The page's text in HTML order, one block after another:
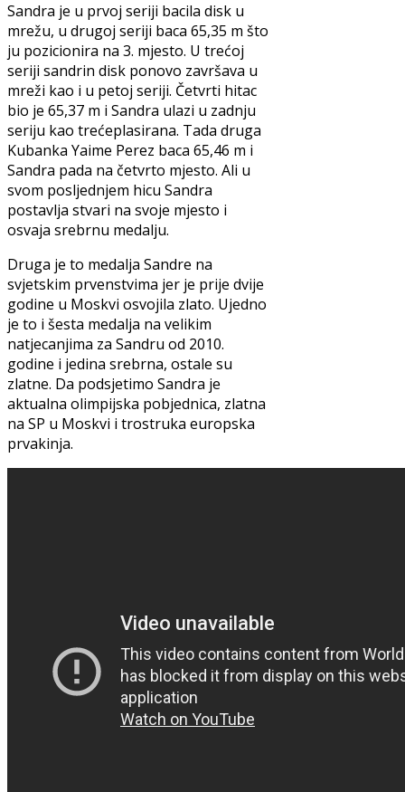
Sandra je u prvoj seriji bacila disk u
mrežu, u drugoj seriji baca 65,35 m što
ju pozicionira na 3. mjesto. U trećoj
seriji sandrin disk ponovo završava u
mreži kao i u petoj seriji. Četvrti hitac
bio je 65,37 m i Sandra ulazi u zadnju
seriju kao trećeplasirana. Tada druga
Kubanka Yaime Perez baca 65,46 m i
Sandra pada na četvrto mjesto. Ali u
svom posljednjem hicu Sandra
postavlja stvari na svoje mjesto i
osvaja srebrnu medalju.
Druga je to medalja Sandre na
svjetskim prvenstvima jer je prije dvije
godine u Moskvi osvojila zlato. Ujedno
je to i šesta medalja na velikim
natjecanjima za Sandru od 2010.
godine i jedina srebrna, ostale su
zlatne. Da podsjetimo Sandra je
aktualna olimpijska pobjednica, zlatna
na SP u Moskvi i trostruka europska
prvakinja.